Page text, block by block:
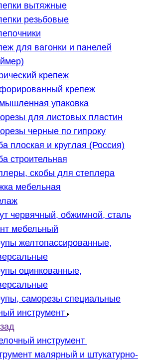
вытяжные
резьбовые
для вагонки и панелей
крепеж
крепеж
упаковка
для листовых пластин
черные по гипроку
плоская и круглая (Россия)
строительная
скобы для степлера
мебельная
червячный, обжимной, сталь
мебельный
желтопассированные,
оцинкованные,
саморезы специальные
инструмент
инструмент
малярный и штукатурно-